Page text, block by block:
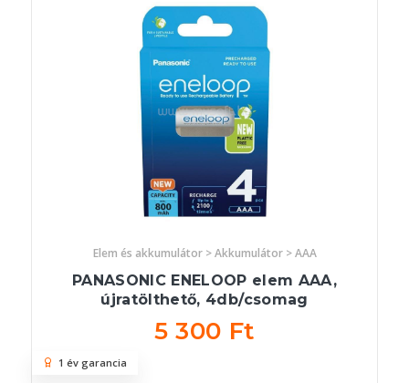
Elem és akkumulátor > Akkumulátor > AAA
PANASONIC ENELOOP elem AAA,
újratölthető, 4db/csomag
5 300 Ft
1 év garancia